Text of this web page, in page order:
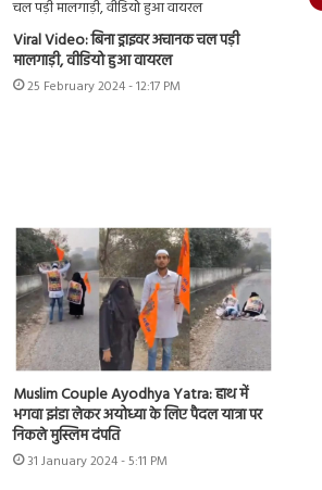
Viral Video: बिना ड्राइवर अचानक चल पड़ी
मालगाड़ी, वीडियो हुआ वायरल
25 February 2024 - 12:17 PM
Muslim Couple Ayodhya Yatra: हाथ में
भगवा झंडा लेकर अयोध्या के लिए पैदल यात्रा पर
निकले मुस्लिम दंपति
31 January 2024 - 5:11 PM